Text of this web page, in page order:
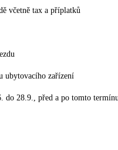
včetně tax a příplatků
ubytovacího zařízení
do 28.9., před a po tomto